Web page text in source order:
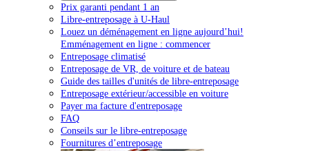
Prix garanti pendant 1 an
Libre-entreposage à U-Haul
Louez un déménagement en ligne aujourd’hui!
Emménagement en ligne : commencer
Entreposage climatisé
Entreposage de VR, de voiture et de bateau
Guide des tailles d'unités de libre-entreposage
Entreposage extérieur/accessible en voiture
Payer ma facture d'entreposage
FAQ
Conseils sur le libre-entreposage
Fournitures d’entreposage